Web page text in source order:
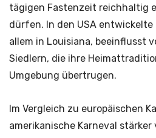
tägigen Fastenzeit reichhaltig
dürfen. In den USA entwickelte
allem in Louisiana, beeinflusst
Siedlern, die ihre
Umgebung übertrugen.
Im Vergleich zu europäischen
amerikanische Karneval stärker